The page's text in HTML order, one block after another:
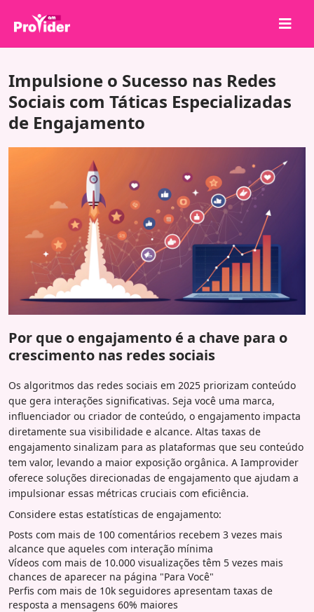
Sobre nós
Entrar
Cadastrar-se
Impulsione o Sucesso nas Redes
Sociais com Táticas Especializadas
de Engajamento
Por que o engajamento é a chave para o
crescimento nas redes sociais
Os algoritmos das redes sociais em 2025 priorizam conteúdo
que gera interações significativas. Seja você uma marca,
influenciador ou criador de conteúdo, o engajamento impacta
diretamente sua visibilidade e alcance. Altas taxas de
engajamento sinalizam para as plataformas que seu conteúdo
tem valor, levando a maior exposição orgânica. A Iamprovider
oferece soluções direcionadas de engajamento que ajudam a
impulsionar essas métricas cruciais com eficiência.
Considere estas estatísticas de engajamento:
Posts com mais de 100 comentários recebem 3 vezes mais
alcance que aqueles com interação mínima
Vídeos com mais de 10.000 visualizações têm 5 vezes mais
chances de aparecer na página "Para Você"
Perfis com mais de 10k seguidores apresentam taxas de
resposta a mensagens 60% maiores